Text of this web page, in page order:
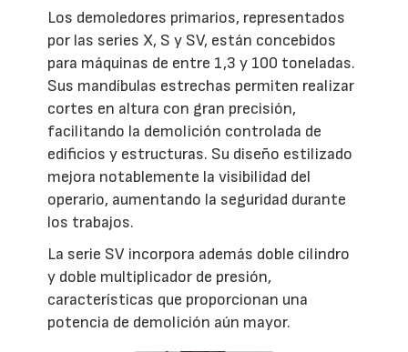
Los demoledores primarios, representados
por las series X, S y SV, están concebidos
para máquinas de entre 1,3 y 100 toneladas.
Sus mandíbulas estrechas permiten realizar
cortes en altura con gran precisión,
facilitando la demolición controlada de
edificios y estructuras. Su diseño estilizado
mejora notablemente la visibilidad del
operario, aumentando la seguridad durante
los trabajos.
La serie SV incorpora además doble cilindro
y doble multiplicador de presión,
características que proporcionan una
potencia de demolición aún mayor.